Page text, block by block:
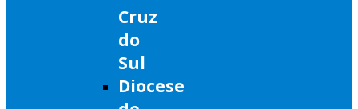
Cruz
do
Sul
Diocese